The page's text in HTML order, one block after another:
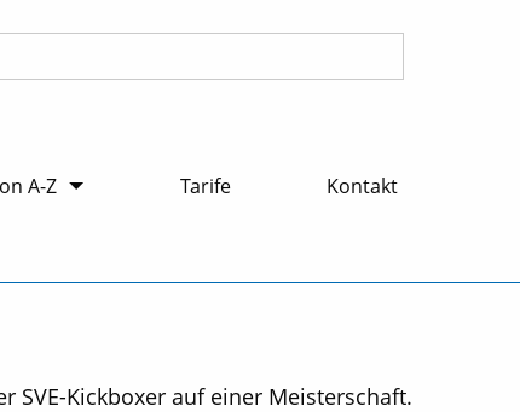
A-Z Tarife Kontakt
SVE-Kickboxer auf einer Meisterschaft.